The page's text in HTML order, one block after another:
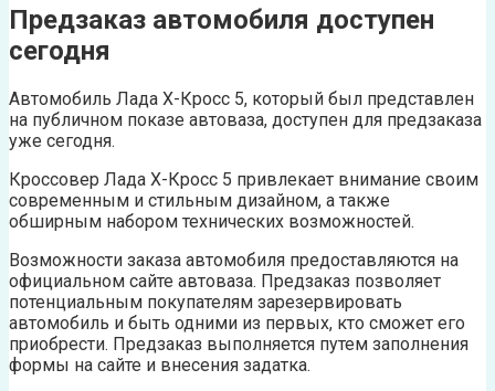
Предзаказ автомобиля доступен
сегодня
Автомобиль Лада Х-Кросс 5, который был представлен
на публичном показе автоваза, доступен для предзаказа
уже сегодня.
Кроссовер Лада Х-Кросс 5 привлекает внимание своим
современным и стильным дизайном, а также
обширным набором технических возможностей.
Возможности заказа автомобиля предоставляются на
официальном сайте автоваза. Предзаказ позволяет
потенциальным покупателям зарезервировать
автомобиль и быть одними из первых, кто сможет его
приобрести. Предзаказ выполняется путем заполнения
формы на сайте и внесения задатка.